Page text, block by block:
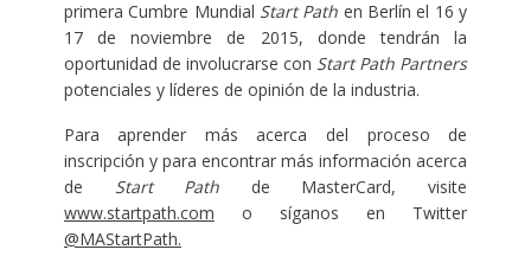
primera Cumbre Mundial Start Path en Berlín el 16 y
17 de noviembre de 2015, donde tendrán la
oportunidad de involucrarse con Start Path Partners
potenciales y líderes de opinión de la industria.
Para aprender más acerca del proceso de
inscripción y para encontrar más información acerca
de Start Path de MasterCard, visite
www.startpath.com o síganos en Twitter
@MAStartPath.